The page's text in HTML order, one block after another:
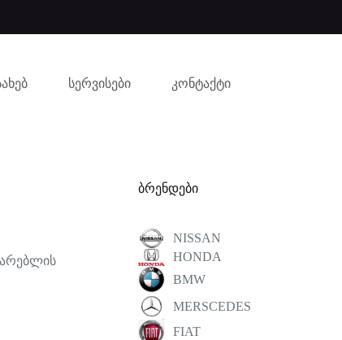
სერვისები კონტაქტი
ბრენდები
NISSAN
HONDA
BMW
MERSCEDES
FIAT